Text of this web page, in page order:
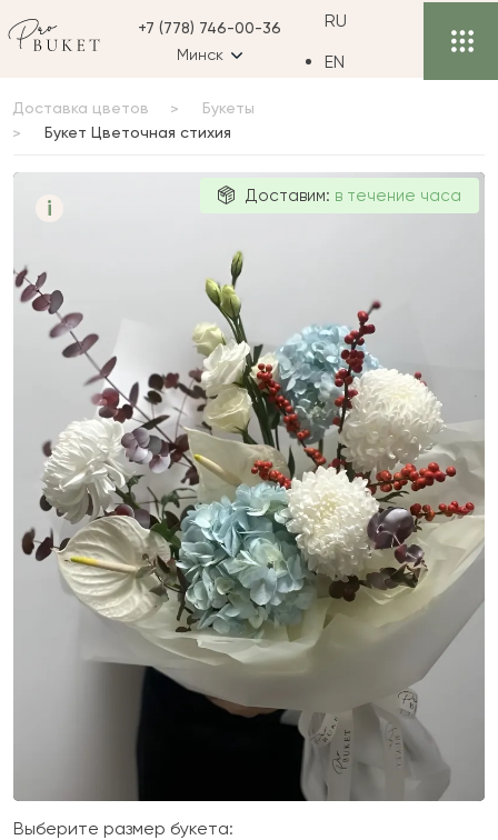
+7 (778) 746-00-36
Минск
RU
EN
Доставка цветов
Букеты
Букет Цветочная стихия
i Доставим: в течение часа
Выберите размер букета: